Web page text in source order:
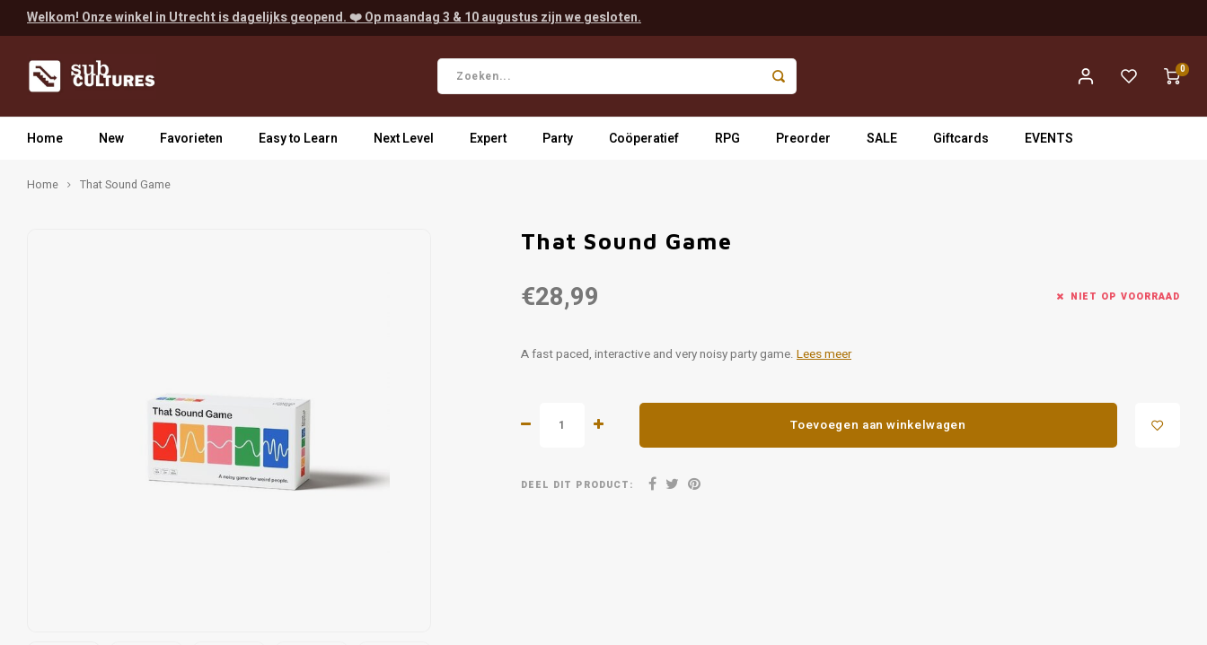
Welkom! Onze winkel in Utrecht is dagelijks geopend. ❤️ Op maandag 3 & 10 augustus zijn we gesloten.
0
Home New Favorieten Easy to Learn Next Level Expert Party Coöperatief RPG Preorder SALE Giftcards EVENTS
Home That Sound Game
That Sound Game
€28,99 NIET OP VOORRAAD
A fast paced, interactive and very noisy party game. Lees meer
Toevoegen aan winkelwagen
DEEL DIT PRODUCT: